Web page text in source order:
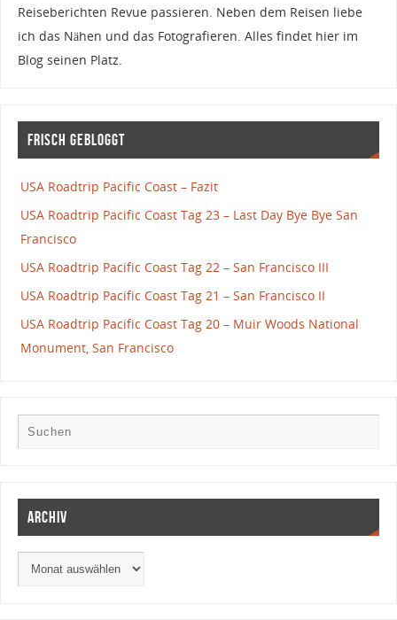
Reiseberichten Revue passieren. Neben dem Reisen liebe
ich das Nähen und das Fotografieren. Alles findet hier im
Blog seinen Platz.
Frisch gebloggt
USA Roadtrip Pacific Coast – Fazit
USA Roadtrip Pacific Coast Tag 23 – Last Day Bye Bye San
Francisco
USA Roadtrip Pacific Coast Tag 22 – San Francisco III
USA Roadtrip Pacific Coast Tag 21 – San Francisco II
USA Roadtrip Pacific Coast Tag 20 – Muir Woods National
Monument, San Francisco
Archiv